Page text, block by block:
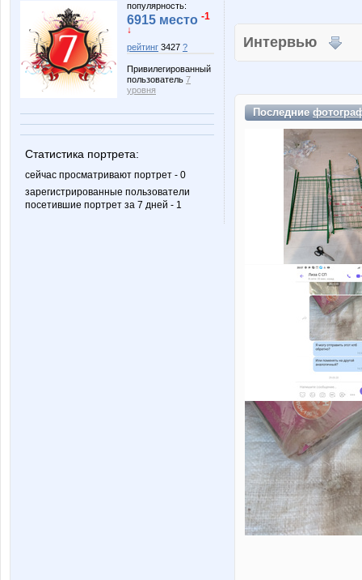
популярность:
6915 место -1
↓
рейтинг 3427 ?
Привилегированный
пользователь 7
уровня
Статистика портрета:
сейчас просматривают портрет - 0
зарегистрированные пользователи
посетившие портрет за 7 дней - 1
Интервью
Последние